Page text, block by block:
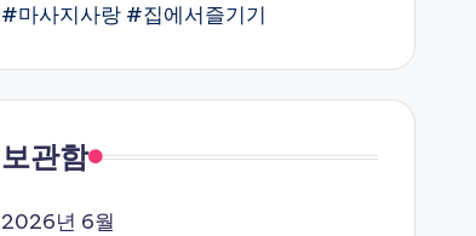
#마사지사랑 #집에서즐기기
보관함
2026년 6월